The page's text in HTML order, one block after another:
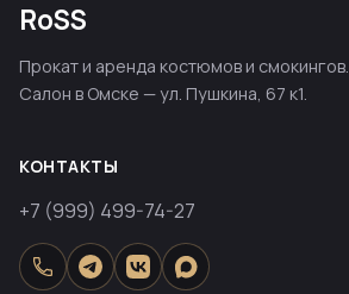
RoSS
Прокат и аренда костюмов и смокингов.
Салон в Омске — ул. Пушкина, 67 к1.
КОНТАКТЫ
+7 (999) 499-74-27